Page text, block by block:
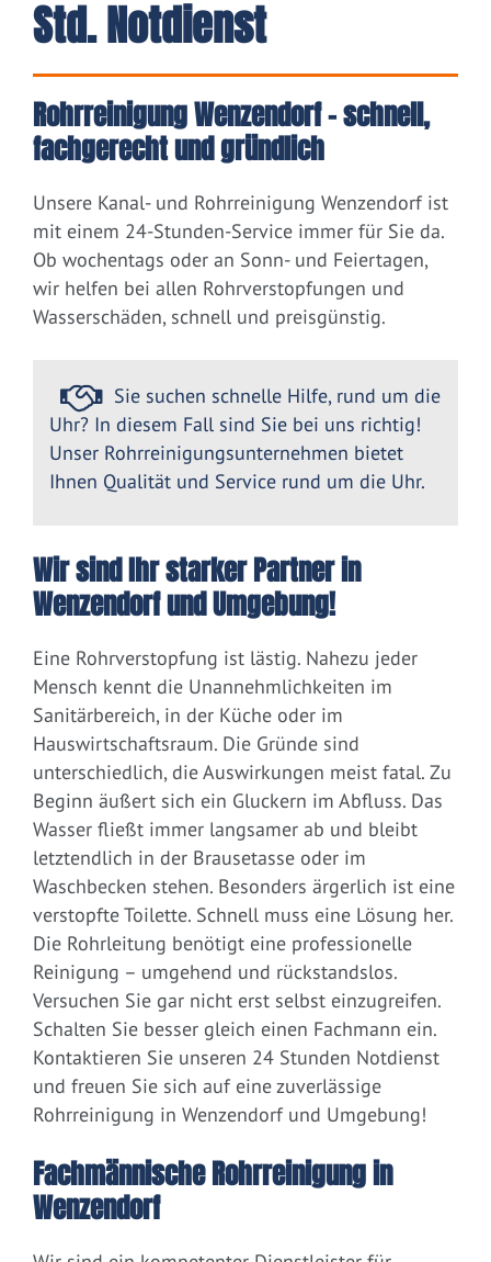
Std. Notdienst
Rohrreinigung Wenzendorf – schnell,
fachgerecht und gründlich
Unsere Kanal- und Rohrreinigung Wenzendorf ist
mit einem 24-Stunden-Service immer für Sie da.
Ob wochentags oder an Sonn- und Feiertagen,
wir helfen bei allen Rohrverstopfungen und
Wasserschäden, schnell und preisgünstig.
Sie suchen schnelle Hilfe, rund um die
Uhr? In diesem Fall sind Sie bei uns richtig!
Unser Rohrreinigungsunternehmen bietet
Ihnen Qualität und Service rund um die Uhr.
Wir sind Ihr starker Partner in
Wenzendorf und Umgebung!
Eine Rohrverstopfung ist lästig. Nahezu jeder
Mensch kennt die Unannehmlichkeiten im
Sanitärbereich, in der Küche oder im
Hauswirtschaftsraum. Die Gründe sind
unterschiedlich, die Auswirkungen meist fatal. Zu
Beginn äußert sich ein Gluckern im Abfluss. Das
Wasser fließt immer langsamer ab und bleibt
letztendlich in der Brausetasse oder im
Waschbecken stehen. Besonders ärgerlich ist eine
verstopfte Toilette. Schnell muss eine Lösung her.
Die Rohrleitung benötigt eine professionelle
Reinigung – umgehend und rückstandslos.
Versuchen Sie gar nicht erst selbst einzugreifen.
Schalten Sie besser gleich einen Fachmann ein.
Kontaktieren Sie unseren 24 Stunden Notdienst
und freuen Sie sich auf eine zuverlässige
Rohrreinigung in Wenzendorf und Umgebung!
Fachmännische Rohrreinigung in
Wenzendorf